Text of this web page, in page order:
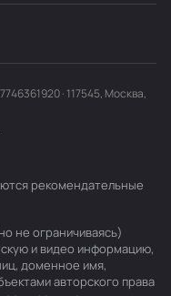
· 117545, Москва,
рекомендательные
не ограничиваясь)
и видео информацию,
доменное имя,
авторского права